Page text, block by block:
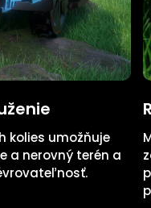
kolies umožňuje
a nerovný terén a